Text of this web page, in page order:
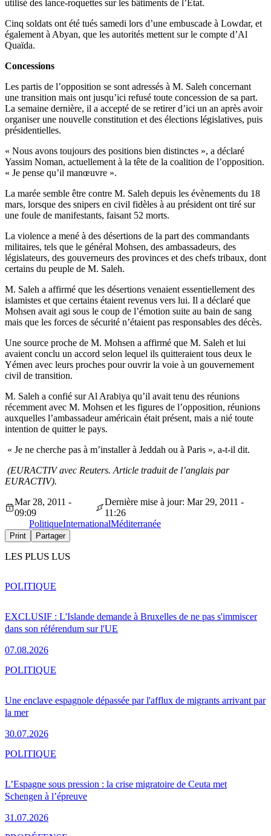
utilisé des lance-roquettes sur les bâtiments de l’Etat.
Cinq soldats ont été tués samedi lors d’une embuscade à Lowdar, et
également à Abyan, que les autorités mettent sur le compte d’Al
Quaïda.
Concessions
Les partis de l’opposition se sont adressés à M. Saleh concernant
une transition mais ont jusqu’ici refusé toute concession de sa part.
La semaine dernière, il a accepté de se retirer d’ici un an après avoir
organiser une nouvelle constitution et des élections législatives, puis
présidentielles.
« Nous avons toujours des positions bien distinctes », a déclaré
Yassim Noman, actuellement à la tête de la coalition de l’opposition.
« Je pense qu’il manœuvre ».
La marée semble être contre M. Saleh depuis les évènements du 18
mars, lorsque des snipers en civil fidèles à au président ont tiré sur
une foule de manifestants, faisant 52 morts.
La violence a mené à des désertions de la part des commandants
militaires, tels que le général Mohsen, des ambassadeurs, des
législateurs, des gouverneurs des provinces et des chefs tribaux, dont
certains du peuple de M. Saleh.
M. Saleh a affirmé que les désertions venaient essentiellement des
islamistes et que certains étaient revenus vers lui. Il a déclaré que
Mohsen avait agi sous le coup de l’émotion suite au bain de sang
mais que les forces de sécurité n’étaient pas responsables des décès.
Une source proche de M. Mohsen a affirmé que M. Saleh et lui
avaient conclu un accord selon lequel ils quitteraient tous deux le
Yémen avec leurs proches pour ouvrir la voie à un gouvernement
civil de transition.
M. Saleh a confié sur Al Arabiya qu’il avait tenu des réunions
récemment avec M. Mohsen et les figures de l’opposition, réunions
auxquelles l’ambassadeur américain était présent, mais a nié toute
intention de quitter le pays.
« Je ne cherche pas à m’installer à Jeddah ou à Paris », a-t-il dit.
(EURACTIV avec Reuters. Article traduit de l’anglais par
EURACTIV).
Mar 28, 2011 -
09:09
Dernière mise à jour: Mar 29, 2011 -
11:26
PolitiqueInternationalMéditerranée
Print Partager
LES PLUS LUS
EXCLUSIF : L'Islande demande à Bruxelles de ne pas s'immiscer
dans son référendum sur l'UE
07.08.2026
POLITIQUE
Une enclave espagnole dépassée par l'afflux de migrants arrivant par
la mer
30.07.2026
POLITIQUE
L’Espagne sous pression : la crise migratoire de Ceuta met
Schengen à l’épreuve
31.07.2026
POLITIQUE